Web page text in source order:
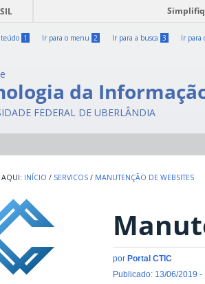
1 Ir para o menu 2 Ir para a busca 3 Ir para
da
FEDERAL DE UBERLÂNDIA
INÍCIO / SERVICOS / MANUTENÇÃO DE WEBSITES
por Portal CTIC
Publicado: 13/06/2019 -